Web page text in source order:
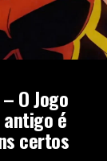
O Jogo
é
certos